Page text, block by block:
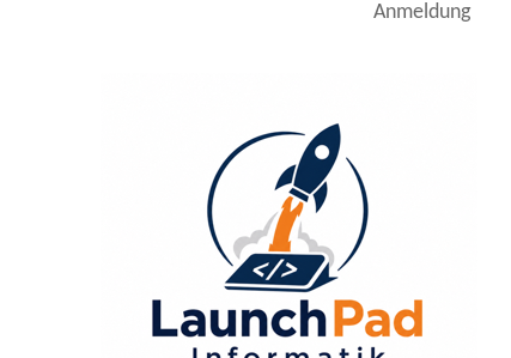
Anmeldung